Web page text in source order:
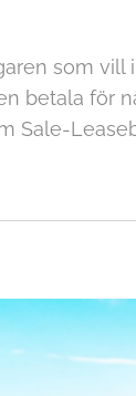
som
betala för
Sale-